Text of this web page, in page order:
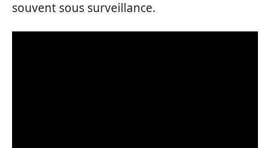
souvent sous surveillance.